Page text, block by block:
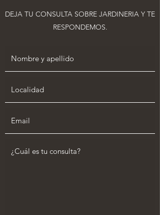
DEJA TU CONSULTA SOBRE JARDINERIA Y TE
RESPONDEMOS.